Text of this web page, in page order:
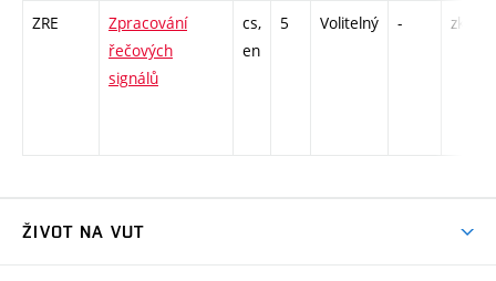
ZRE
Zpracování
řečových
signálů
cs,
en
5 Volitelný - zk
ŽIVOT NA VUT